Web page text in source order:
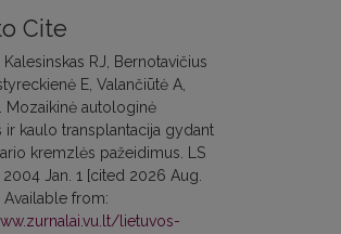
Cite
Kalesinskas RJ, Bernotavičius
E, Valančiūtė A,
Mozaikinė autologinė
ir kaulo transplantacija gydant
kremzlės pažeidimus. LS
2004 Jan. 1 [cited 2026 Aug.
Available from:
lietuvos-